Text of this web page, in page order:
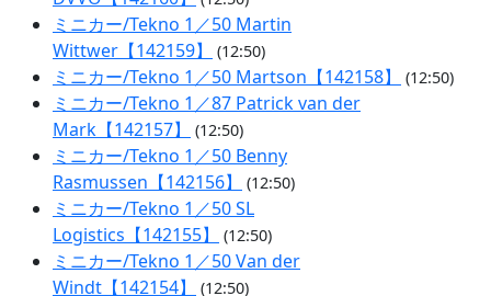
ミニカー/Tekno 1／50 Martin
Wittwer【142159】
(12:50)
ミニカー/Tekno 1／50 Martson【142158】 (12:50)
ミニカー/Tekno 1／87 Patrick van der
Mark【142157】
(12:50)
ミニカー/Tekno 1／50 Benny
Rasmussen【142156】
(12:50)
ミニカー/Tekno 1／50 SL
Logistics【142155】
(12:50)
ミニカー/Tekno 1／50 Van der
Windt【142154】
(12:50)